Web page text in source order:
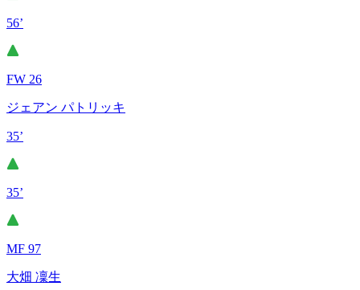
56’
FW 26
ジェアン パトリッキ
35’
35’
MF 97
大畑 凜生